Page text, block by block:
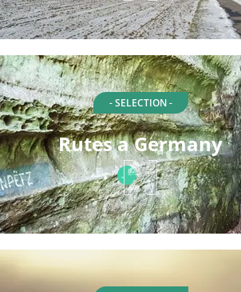
- SELECTION -
Rutes a Germany